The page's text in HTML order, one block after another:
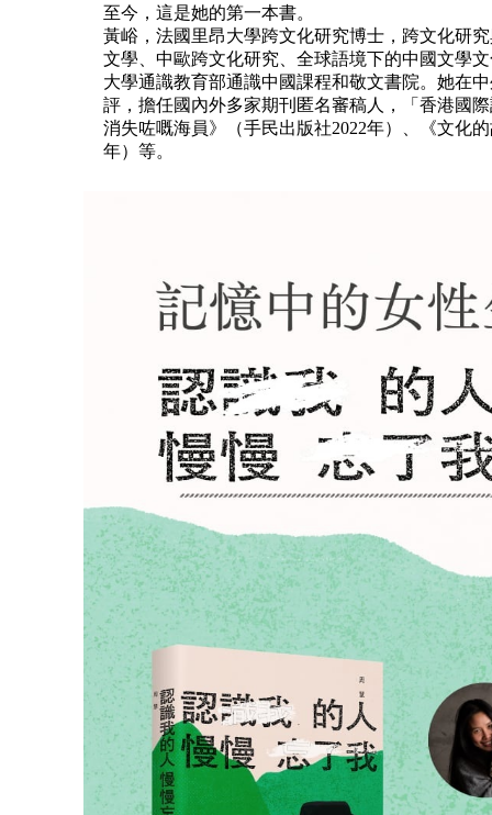
至今，這是她的第一本書。
黃峪，法國里昂大學跨文化研究博士，跨文化研
文學、中歐跨文化研究、全球語境下的中國文學
大學通識教育部通識中國課程和敬文書院。她在
評，擔任國內外多家期刊匿名審稿人，「香港國
消失咗嘅海員》（手民出版社2022年）、《文化
年）等。